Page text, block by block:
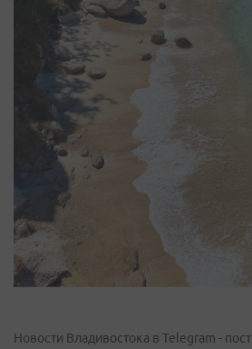
Новости Владивостока в Telegram -